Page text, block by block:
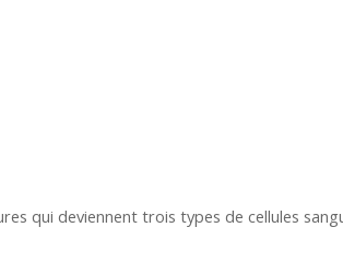
qui deviennent trois types de cellules